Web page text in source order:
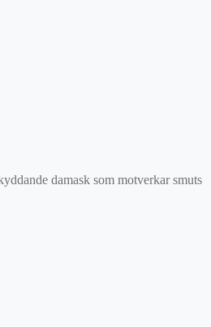
damask som motverkar smuts